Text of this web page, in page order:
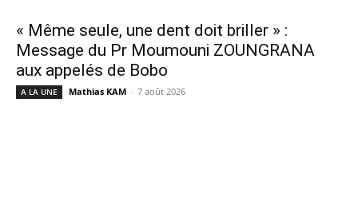
« Même seule, une dent doit briller » :
Message du Pr Moumouni ZOUNGRANA
aux appelés de Bobo
A LA UNE Mathias KAM - 7 août 2026